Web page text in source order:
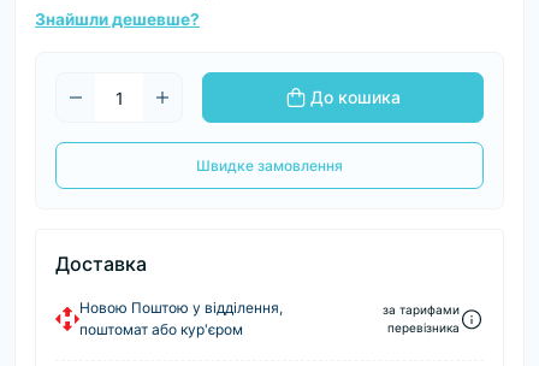
Знайшли дешевше?
До кошика
Швидке замовлення
Доставка
Новою Поштою у відділення,
поштомат або кур'єром
за тарифами
перевізника